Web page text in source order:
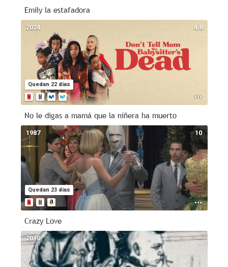
Emily la estafadora
4.8
Quedan 22 días
2024
No le digas a mamá que la niñera ha muerto
10
Quedan 23 días
1987
Crazy Love
--
2010